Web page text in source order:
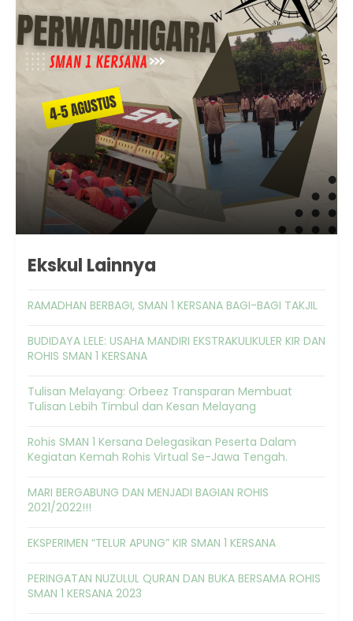
Ekskul Lainnya
RAMADHAN BERBAGI, SMAN 1 KERSANA BAGI-BAGI TAKJIL
BUDIDAYA LELE: USAHA MANDIRI EKSTRAKULIKULER KIR DAN
ROHIS SMAN 1 KERSANA
Tulisan Melayang: Orbeez Transparan Membuat
Tulisan Lebih Timbul dan Kesan Melayang
Rohis SMAN 1 Kersana Delegasikan Peserta Dalam
Kegiatan Kemah Rohis Virtual Se-Jawa Tengah.
MARI BERGABUNG DAN MENJADI BAGIAN ROHIS
2021/2022!!!
EKSPERIMEN “TELUR APUNG” KIR SMAN 1 KERSANA
PERINGATAN NUZULUL QURAN DAN BUKA BERSAMA ROHIS
SMAN 1 KERSANA 2023